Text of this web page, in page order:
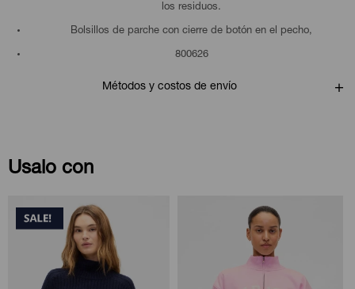
los residuos.
Bolsillos de parche con cierre de botón en el pecho,
800626
Métodos y costos de envío
Usalo con